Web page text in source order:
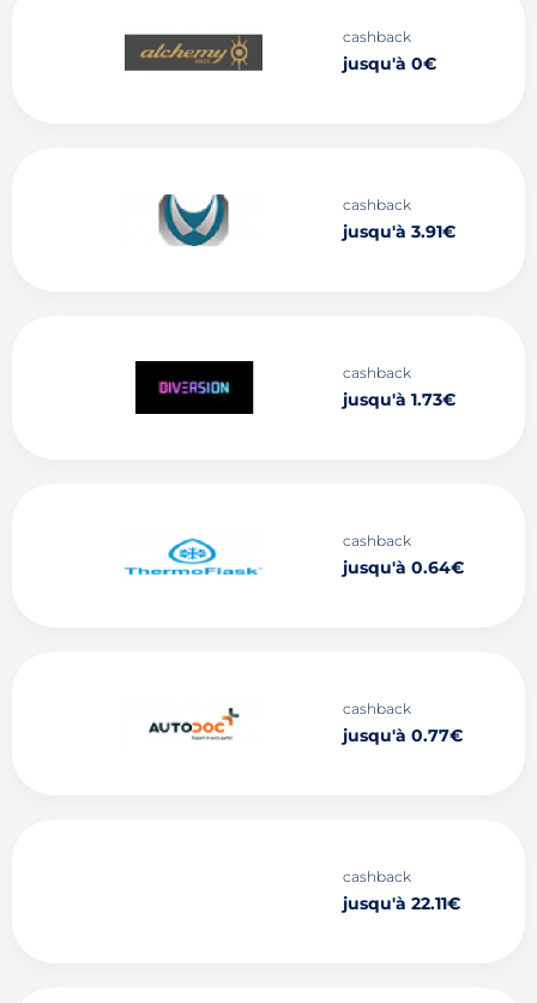
cashback
jusqu'à 0€
cashback
jusqu'à 3.91€
cashback
jusqu'à 1.73€
cashback
jusqu'à 0.64€
cashback
jusqu'à 0.77€
cashback
jusqu'à 22.11€